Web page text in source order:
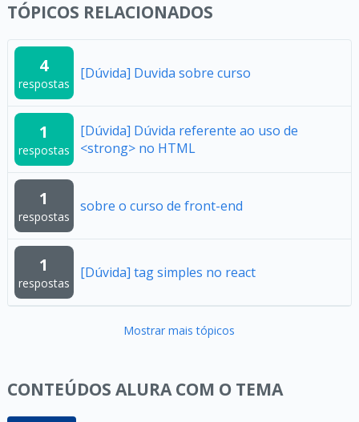
TÓPICOS RELACIONADOS
4
respostas
[Dúvida] Duvida sobre curso
1
respostas
[Dúvida] Dúvida referente ao uso de
<strong> no HTML
1
respostas
sobre o curso de front-end
1
respostas
[Dúvida] tag simples no react
Mostrar mais tópicos
CONTEÚDOS ALURA COM O TEMA